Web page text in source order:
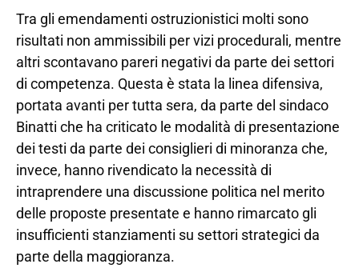
Tra gli emendamenti ostruzionistici molti sono
risultati non ammissibili per vizi procedurali, mentre
altri scontavano pareri negativi da parte dei settori
di competenza. Questa è stata la linea difensiva,
portata avanti per tutta sera, da parte del sindaco
Binatti che ha criticato le modalità di presentazione
dei testi da parte dei consiglieri di minoranza che,
invece, hanno rivendicato la necessità di
intraprendere una discussione politica nel merito
delle proposte presentate e hanno rimarcato gli
insufficienti stanziamenti su settori strategici da
parte della maggioranza.